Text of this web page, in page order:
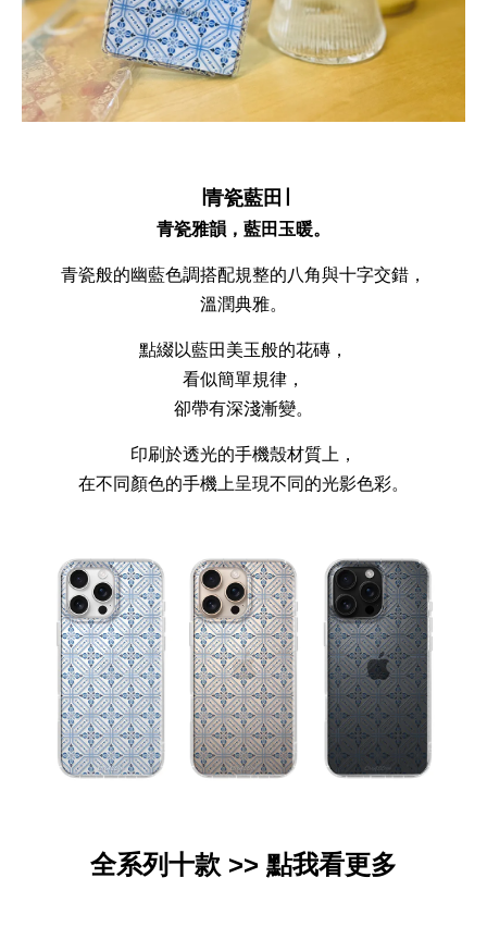
∣青瓷藍田∣
青瓷雅韻，藍田玉暖。
青瓷般的幽藍色調搭配規整的八角與十字交錯，
溫潤典雅。
點綴以藍田美玉般的花磚，
看似簡單規律，
卻帶有深淺漸變。
印刷於透光的手機殼材質上，
在不同顏色的手機上呈現不同的光影色彩。
全系列十款 >> 點我看更多